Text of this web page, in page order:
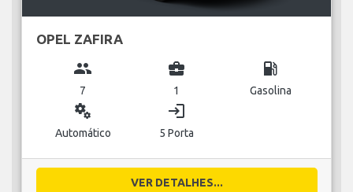
OPEL ZAFIRA
group
7
business_center
1
local_gas_station
Gasolina
miscellaneous_services
Automático
login
5 Porta
VER DETALHES...